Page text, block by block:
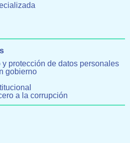
y protección de datos personales
gobierno
a la corrupción